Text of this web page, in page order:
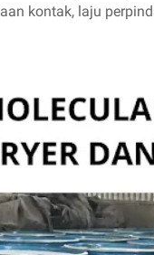
kontak, laju